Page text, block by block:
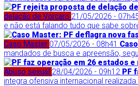
delação de Vorcaro 21/05/2026 -
e não está falando tudo que sabe
Caso Master 07/05/2026 - 08h41
mandados de busca e apreensão,
Abuso sexual 28/04/2026 - 09h12 PF
integra ofensiva internacional